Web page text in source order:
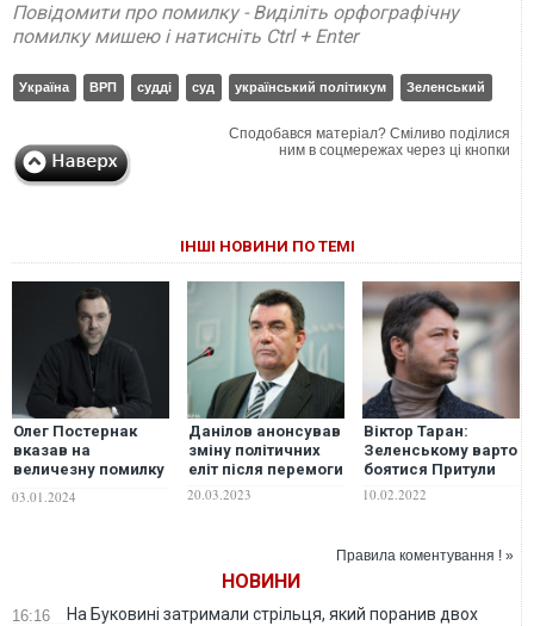
Повідомити про помилку - Виділіть орфографічну
помилку мишею і натисніть Ctrl + Enter
Україна ВРП судді суд український політикум Зеленський
Сподобався матеріал? Сміливо поділися
ним в соцмережах через ці кнопки
ІНШІ НОВИНИ ПО ТЕМІ
Олег Постернак
вказав на
величезну помилку
аналітиків,
03.01.2024
Данілов анонсував
зміну політичних
еліт після перемоги
20.03.2023
Віктор Таран:
Зеленському варто
боятися Притули
10.02.2022
Правила коментування ! »
НОВИНИ
16:16
На Буковині затримали стрільця, який поранив двох